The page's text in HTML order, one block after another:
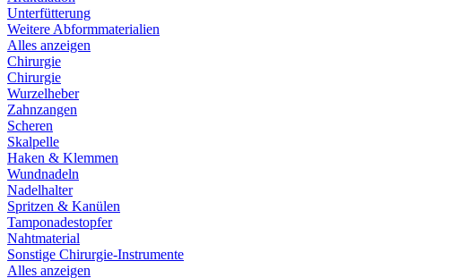
Unterfütterung
Weitere Abformmaterialien
Alles anzeigen
Chirurgie
Chirurgie
Wurzelheber
Zahnzangen
Scheren
Skalpelle
Haken & Klemmen
Wundnadeln
Nadelhalter
Spritzen & Kanülen
Tamponadestopfer
Nahtmaterial
Sonstige Chirurgie-Instrumente
Alles anzeigen